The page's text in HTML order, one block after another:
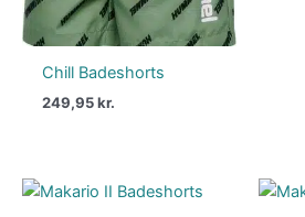
Chill Badeshorts
249,95kr.